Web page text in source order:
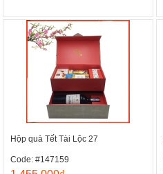
Hộp quà Tết Tài Lộc 27
Code: #147159